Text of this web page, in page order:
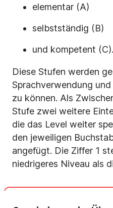
elementar (A)
selbstständig (B)
und kompetent (C).
Diese Stufen werden
Sprachverwendung
zu können. Als
Stufe zwei weitere
die das Level weiter
den jeweiligen
angefügt. Die Ziffer 1
niedrigeres Niveau als